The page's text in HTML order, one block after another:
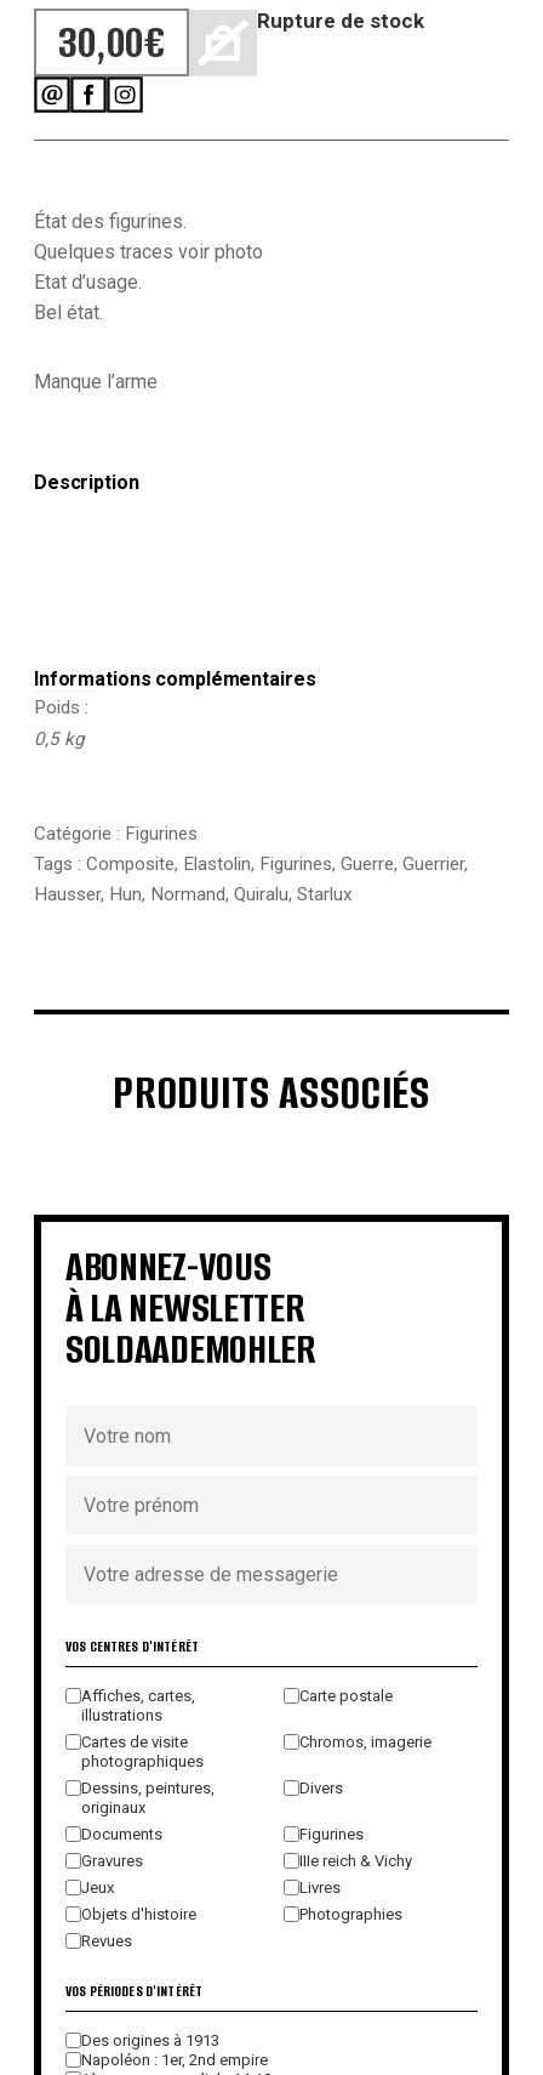
30,00€ Rupture de stock
État des figurines.
Quelques traces voir photo
Etat d’usage.
Bel état.
Manque l’arme
Description
Informations complémentaires
Poids
0,5 kg
Catégorie : Figurines
Tags : Composite, Elastolin, Figurines, Guerre, Guerrier,
Hausser, Hun, Normand, Quiralu, Starlux
PRODUITS ASSOCIÉS
€
ABONNEZ-VOUS
À LA NEWSLETTER
SOLDAADEMOHLER
VOS CENTRES D'INTÉRÊT
Affiches, cartes,
illustrations
Carte postale
Cartes de visite
photographiques
Chromos, imagerie
Dessins, peintures,
originaux
Divers
Documents
Figurines
Gravures
IIIe reich & Vichy
Jeux
Livres
Objets d'histoire
Photographies
Revues
VOS PÉRIODES D'INTÉRÊT
Des origines à 1913
Napoléon : 1er, 2nd empire